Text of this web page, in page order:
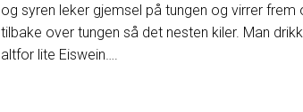
og syren leker gjemsel på tungen og virrer frem
tilbake over tungen så det nesten kiler. Man
altfor lite Eiswein….